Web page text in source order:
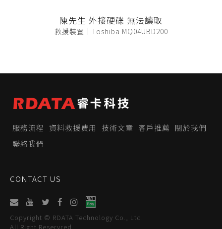
陳先生 外接硬碟 無法讀取
救援裝置｜Toshiba MQ04UBD200
服務流程 資料救援費用 技術文章 客戶推薦
關於我們
聯絡我們
CONTACT US
Copyright © RDATA Technology Co., Ltd.
All Right Reservred.